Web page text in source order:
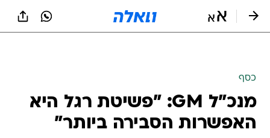
כסף
מנכ"ל GM: "פשיטת רגל היא
האפשרות הסבירה ביותר"